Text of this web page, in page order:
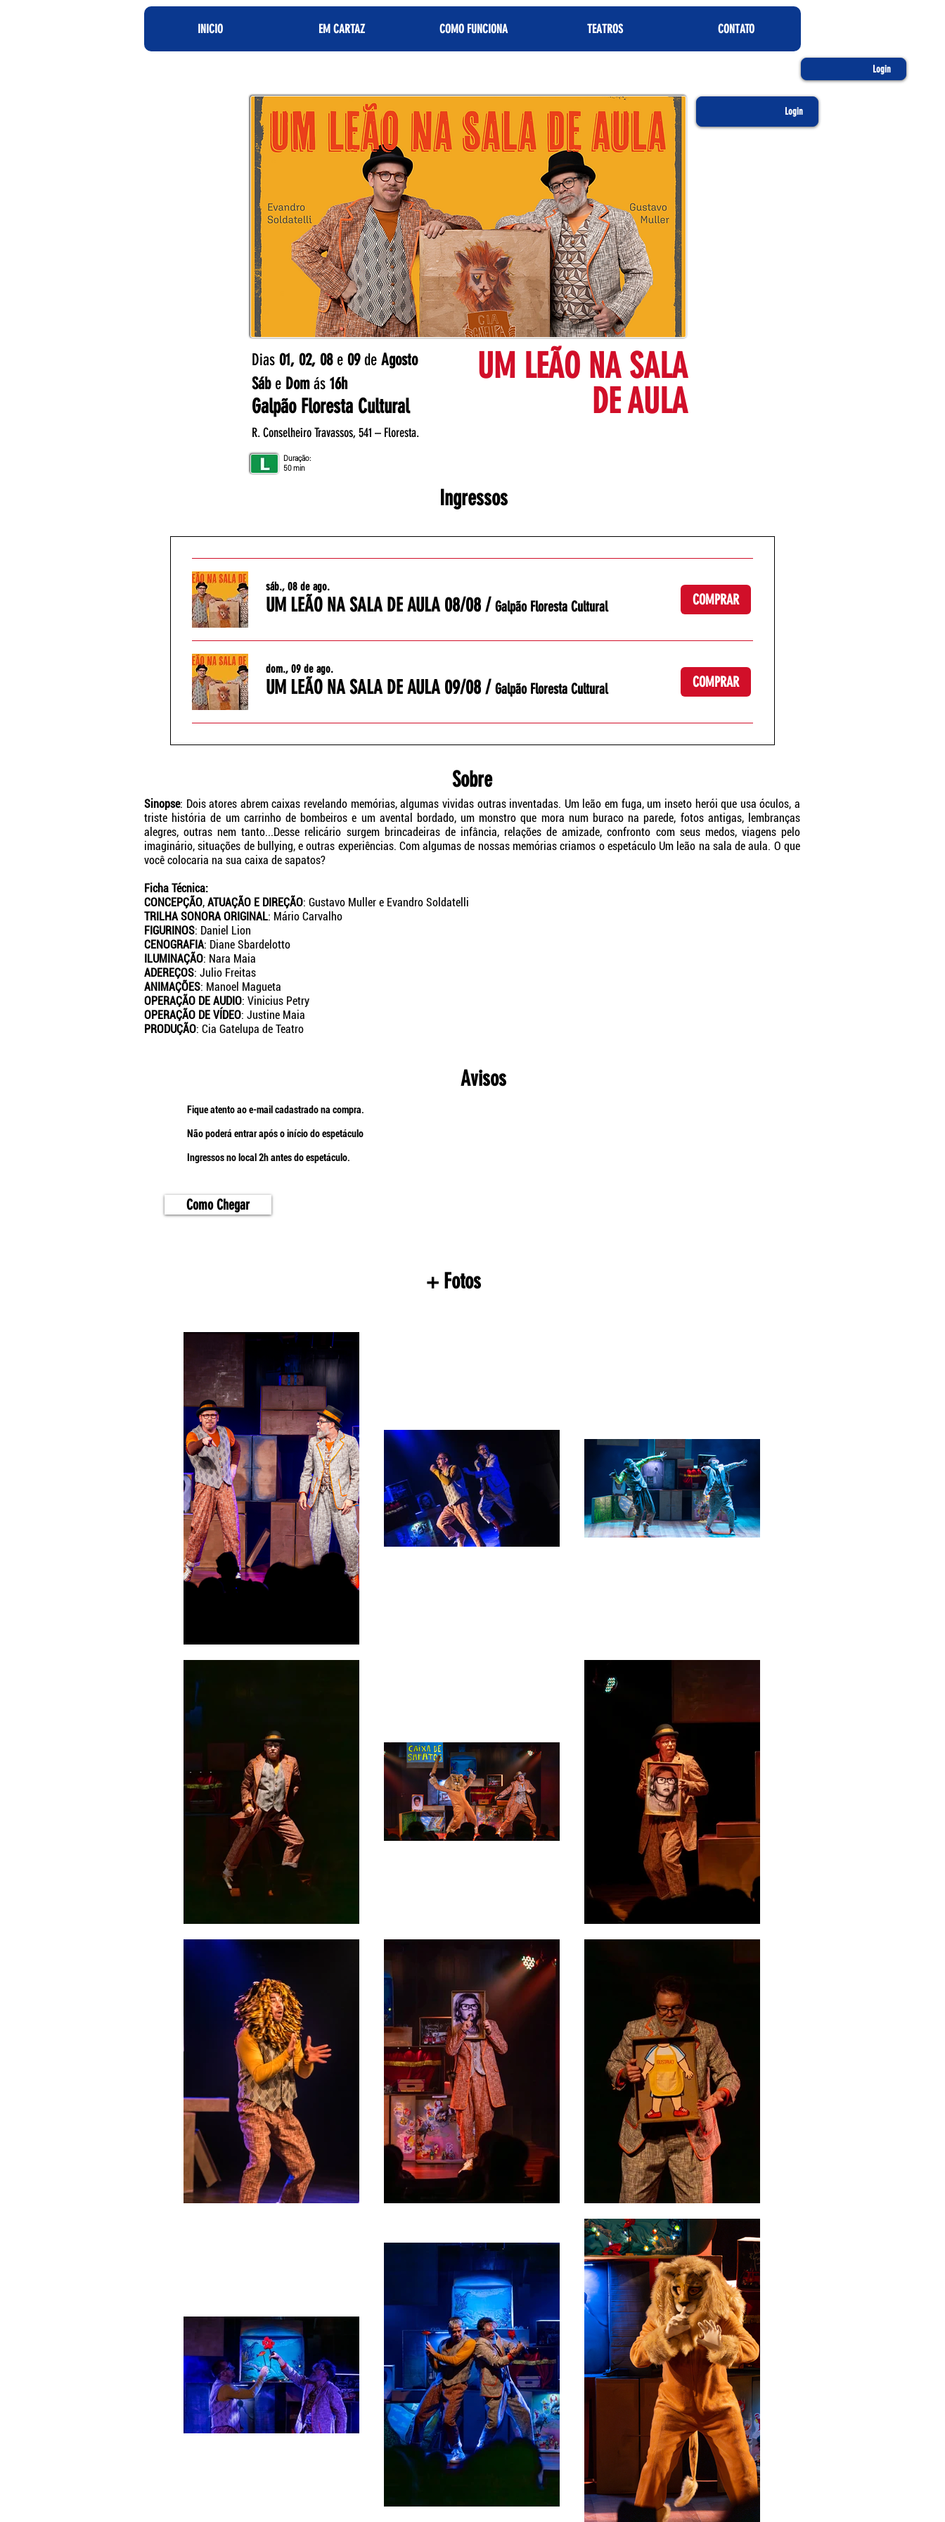
INICIO EM CARTAZ COMO FUNCIONA TEATROS CONTATO
Login
Login
Dias 01, 02, 08 e 09de Agosto
Sáb e Domás 16h
Galpão Floresta Cultural
R. Conselheiro Travassos, 541 – Floresta.
UM LEÃO NA SALA
DE AULA
Duração:
50 min
Ingressos
sáb., 08 de ago.
UM LEÃO NA SALA DE AULA 08/08/ Galpão Floresta Cultural COMPRAR
dom., 09 de ago.
UM LEÃO NA SALA DE AULA 09/08/ Galpão Floresta Cultural COMPRAR
Sobre
Sinopse: Dois atores abrem caixas revelando memórias, algumas vividas outras inventadas. Um leão em fuga, um inseto herói que usa óculos, a
triste históriade um carrinho de bombeiros e um avental bordado, um monstro que mora num buraco na parede, fotos antigas, lembranças
alegres, outras nemtanto...Desse relicário surgem brincadeiras de infância, relações de amizade,confronto com seus medos, viagens pelo
imaginário, situações de bullying, eoutras experiências. Com algumas de nossas memórias criamos o espetáculo Um leão na sala de aula. O que
você colocaria na sua caixa de sapatos?
Ficha Técnica:
CONCEPÇÃO, ATUAÇÃO E DIREÇÃO: Gustavo Muller e Evandro Soldatelli
TRILHA SONORA ORIGINAL: Mário Carvalho
FIGURINOS: Daniel Lion
CENOGRAFIA: Diane Sbardelotto
ILUMINAÇÃO: Nara Maia
ADEREÇOS: Julio Freitas
ANIMAÇÕES: Manoel Magueta
OPERAÇÃO DE AUDIO: Vinicius Petry
OPERAÇÃO DE VÍDEO: Justine Maia
PRODUÇÃO: Cia Gatelupa de Teatro
Avisos
Fique atento ao e-mail cadastrado na compra.
Não poderá entrar após o início do espetáculo
Ingressos no local 2h antes do espetáculo.
Como Chegar
+ Fotos